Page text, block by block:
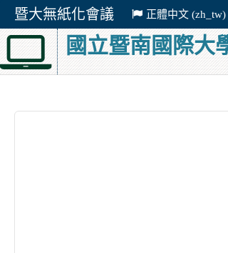
暨大無紙化會議 正體中文 ‎(zh_tw)‎
國立暨南國際大